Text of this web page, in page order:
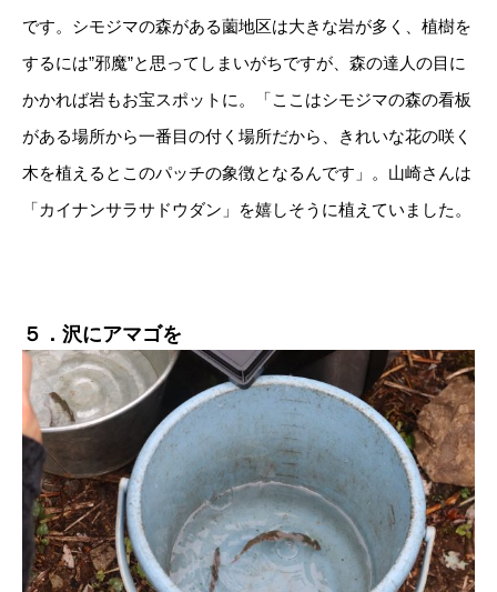
です。シモジマの森がある薗地区は大きな岩が多く、植樹を
するには”邪魔”と思ってしまいがちですが、森の達人の目に
かかれば岩もお宝スポットに。「ここはシモジマの森の看板
がある場所から一番目の付く場所だから、きれいな花の咲く
木を植えるとこのパッチの象徴となるんです」。山崎さんは
「カイナンサラサドウダン」を嬉しそうに植えていました。
５．沢にアマゴを